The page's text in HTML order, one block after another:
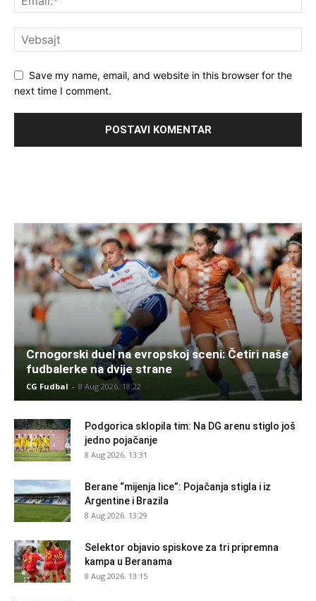
Save my name, email, and website in this browser for the
next time I comment.
Crnogorski duel na evropskoj sceni: Četiri naše
fudbalerke na dvije strane
CG Fudbal - 8 Aug 2026. 18:22
Podgorica sklopila tim: Na DG arenu stiglo još
jedno pojačanje
8 Aug 2026. 13:31
Berane “mijenja lice”: Pojačanja stigla i iz
Argentine i Brazila
8 Aug 2026. 13:29
Selektor objavio spiskove za tri pripremna
kampa u Beranama
8 Aug 2026. 13:15